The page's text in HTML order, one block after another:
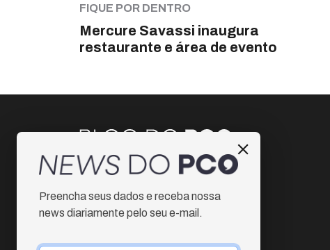
FIQUE POR DENTRO
Mercure Savassi inaugura
restaurante e área de evento
Instagram
Facebook
Preencha seus dados e receba nossa
news diariamente pelo seu e-mail.